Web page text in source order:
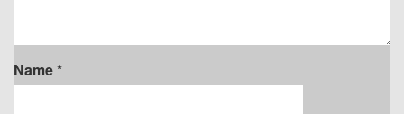
Name*